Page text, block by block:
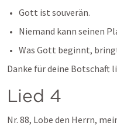
Gott ist souverän.
Niemand kann seinen
Was Gott beginnt,
Danke für deine Botschaft
Lied 4
Nr. 88, Lobe den Herrn,